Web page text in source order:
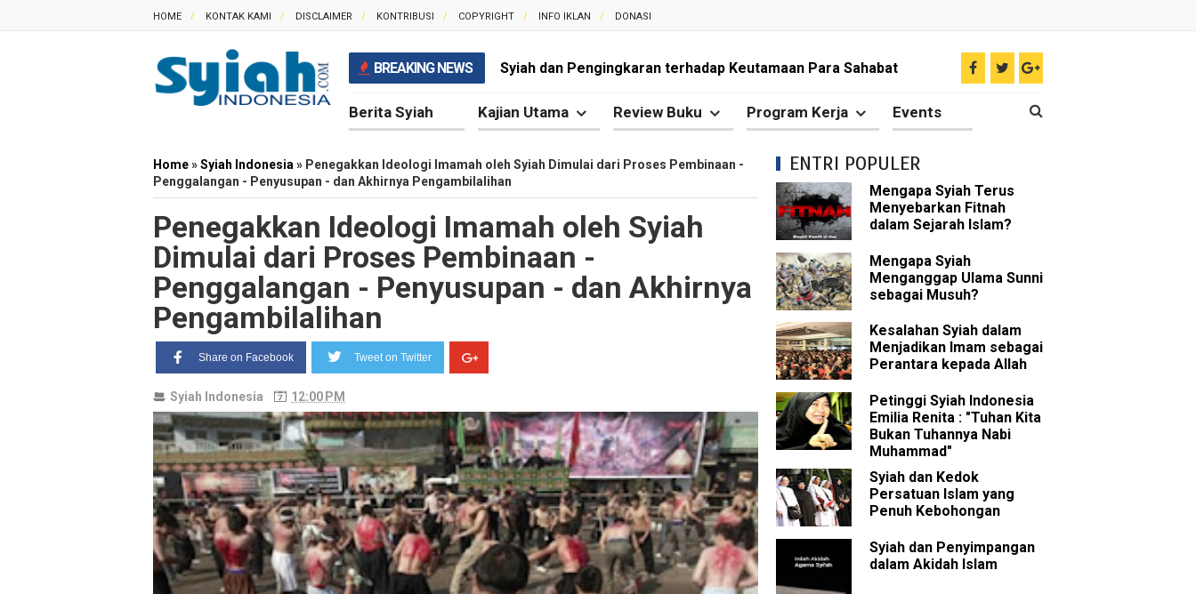
HOME KONTAK KAMI DISCLAIMER KONTRIBUSI COPYRIGHT INFO IKLAN DONASI
BREAKING NEWS Mengapa Syiah Mengklaim Imam Mereka Memiliki Ilmu Ghaib?
Mengapa Syiah Menganggap Semua Sahabat Nabi Pengkhianat?
Kesalahan Syiah dalam Menyikapi Peran Sahabat Nabi
Syiah dan Pengingkaran terhadap Hadis Shahih Sunni
Syiah dan Fitnah Besar terhadap Khalifah Utsman bin Affan
Mengapa Syiah Menghalalkan Nikah Mut'ah?
Syiah dan Penyelewengan dalam Pemahaman tentang Khalifah
Syiah dan Penyimpangan dalam Akidah Islam
Kesalahan Syiah dalam Menyikapi Khalifah Abu Bakar
Syiah dan Konsep Imamah yang Tidak Masuk Akal dalam Islam
Syiah dan Ketidakkonsistenan dalam Konsep Mahdi
Syiah dan Kedustaan tentang Hak Kekhalifahan
Syiah dan Ketidakbenaran Ajarannya tentang Wilayah Imam
Berita Syiah Kajian Utama Review Buku Program Kerja Events
Home»Syiah Indonesia » Penegakkan Ideologi Imamah oleh Syiah Dimulai dari Proses Pembinaan -
Penggalangan - Penyusupan - dan Akhirnya Pengambilalihan
Penegakkan Ideologi Imamah oleh Syiah
Dimulai dari Proses Pembinaan -
Penggalangan - Penyusupan - dan Akhirnya
Pengambilalihan
Share on Facebook Tweet on Twitter
Syiah Indonesia 12:00 PM
ENTRI POPULER
Mengapa Syiah Terus
Menyebarkan Fitnah
dalam Sejarah Islam?
Mengapa Syiah
Menganggap Ulama Sunni
sebagai Musuh?
Kesalahan Syiah dalam
Menjadikan Imam sebagai
Perantara kepada Allah
Petinggi Syiah Indonesia
Emilia Renita : "Tuhan Kita
Bukan Tuhannya Nabi
Muhammad"
Syiah dan Kedok
Persatuan Islam yang
Penuh Kebohongan
Syiah dan Penyimpangan
dalam Akidah Islam